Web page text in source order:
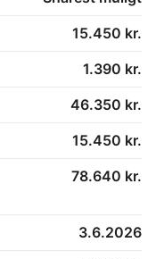
15.450 kr.
1.390 kr.
46.350 kr.
15.450 kr.
78.640 kr.
3.6.2026